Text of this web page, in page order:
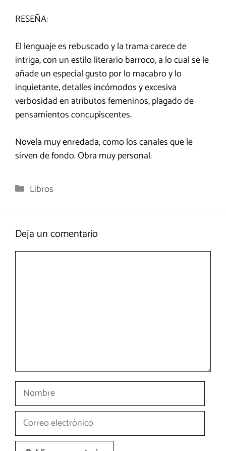
RESEÑA:
El lenguaje es rebuscado y la trama carece de
intriga, con un estilo literario barroco, a lo cual se le
añade un especial gusto por lo macabro y lo
inquietante, detalles incómodos y excesiva
verbosidad en atributos femeninos, plagado de
pensamientos concupiscentes.
Novela muy enredada, como los canales que le
sirven de fondo. Obra muy personal.
Categorías
Libros
Deja un comentario
Nombre
Correo
electrónico